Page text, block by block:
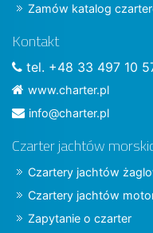
Zamów katalog
Kontakt
tel. +48 33 497 10
www.charter.pl
info@charter.pl
Czarter jachtów
Czartery jachtów
Czartery jachtów
Zapytanie o czarter